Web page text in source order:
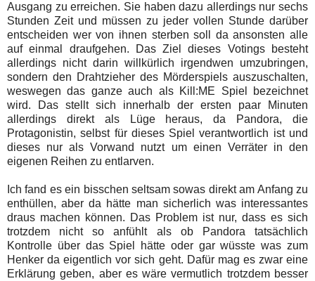
Ausgang zu erreichen. Sie haben dazu allerdings nur sechs
Stunden Zeit und müssen zu jeder vollen Stunde darüber
entscheiden wer von ihnen sterben soll da ansonsten alle
auf einmal draufgehen. Das Ziel dieses Votings besteht
allerdings nicht darin willkürlich irgendwen umzubringen,
sondern den Drahtzieher des Mörderspiels auszuschalten,
weswegen das ganze auch als Kill:ME Spiel bezeichnet
wird. Das stellt sich innerhalb der ersten paar Minuten
allerdings direkt als Lüge heraus, da Pandora, die
Protagonistin, selbst für dieses Spiel verantwortlich ist und
dieses nur als Vorwand nutzt um einen Verräter in den
eigenen Reihen zu entlarven.
Ich fand es ein bisschen seltsam sowas direkt am Anfang zu
enthüllen, aber da hätte man sicherlich was interessantes
draus machen können. Das Problem ist nur, dass es sich
trotzdem nicht so anfühlt als ob Pandora tatsächlich
Kontrolle über das Spiel hätte oder gar wüsste was zum
Henker da eigentlich vor sich geht. Dafür mag es zwar eine
Erklärung geben, aber es wäre vermutlich trotzdem besser